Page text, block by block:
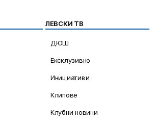
ЛЕВСКИ ТВ
ДЮШ
Ексклузивно
Инициативи
Клипове
Клубни новини